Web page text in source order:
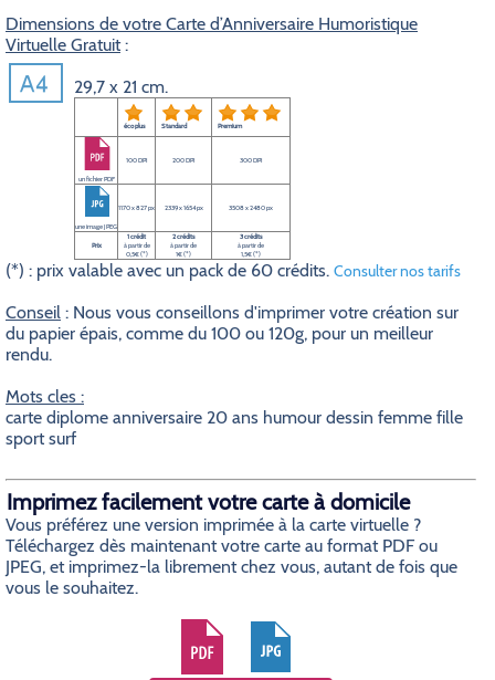
Dimensions de votre Carte d’Anniversaire Humoristique
Virtuelle Gratuit:
29,7 x 21 cm.
éco plus Standard Premium
un fichier PDF
100 DPI 200 DPI 300 DPI
une image JPEG
1170 x 827 px 2339 x 1654 px 3508 x 2480 px
Prix
1 crédit
à partir de
0,5€ (*)
2 crédits
à partir de
1€ (*)
3 crédits
à partir de
1,5€ (*)
(*) : prix valable avec un pack de 60 crédits. Consulter nos tarifs
Conseil : Nous vous conseillons d'imprimer votre création sur
du papier épais, comme du 100 ou 120g, pour un meilleur
rendu.
Mots cles :
carte diplome anniversaire 20 ans humour dessin femme fille
sport surf
Imprimez facilement votre carte à domicile
Vous préférez une version imprimée à la carte virtuelle ?
Téléchargez dès maintenant votre carte au format PDF ou
JPEG, et imprimez-la librement chez vous, autant de fois que
vous le souhaitez.